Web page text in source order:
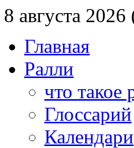
8 августа 2026
Главная
Ралли
что такое
Глоссарий
Календари